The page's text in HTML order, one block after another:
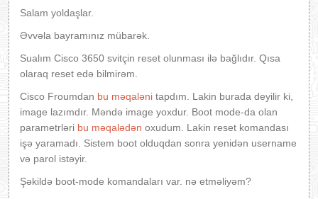
Salam yoldaşlar.
Əvvəla bayramınız mübarək.
Sualım Cisco 3650 svitçin reset olunması ilə bağlıdır. Qısa
olaraq reset edə bilmirəm.
Cisco Froumdan bu məqaləni tapdım. Lakin burada deyilir ki,
image lazımdır. Məndə image yoxdur. Boot mode-da olan
parametrləri bu məqalədən oxudum. Lakin reset komandası
işə yaramadı. Sistem boot olduqdan sonra yenidən username
və parol istəyir.
Şəkildə boot-mode komandaları var. nə etməliyəm?